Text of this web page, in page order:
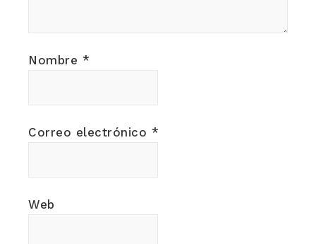
Nombre *
Correo electrónico *
Web